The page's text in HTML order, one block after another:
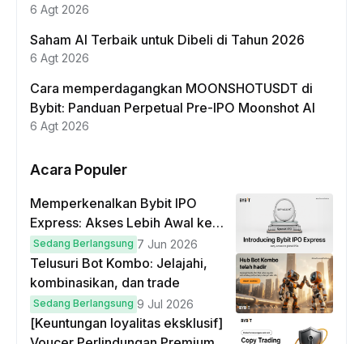
6 Agt 2026
Saham AI Terbaik untuk Dibeli di Tahun 2026
6 Agt 2026
Cara memperdagangkan MOONSHOTUSDT di
Bybit: Panduan Perpetual Pre-IPO Moonshot AI
6 Agt 2026
Acara Populer
Memperkenalkan Bybit IPO
Express: Akses Lebih Awal ke
IPO Global!
Sedang Berlangsung 7 Jun 2026
Telusuri Bot Kombo: Jelajahi,
kombinasikan, dan trade
Sedang Berlangsung 9 Jul 2026
[Keuntungan loyalitas eksklusif]